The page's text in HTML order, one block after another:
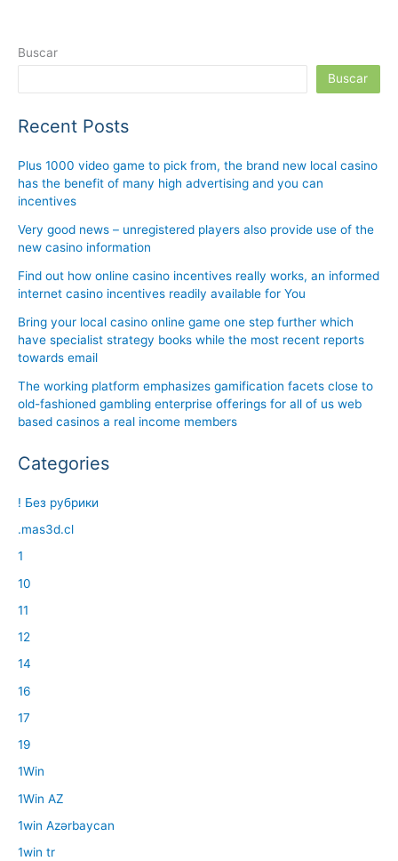
Buscar
Buscar
Recent Posts
Plus 1000 video game to pick from, the brand new local casino
has the benefit of many high advertising and you can
incentives
Very good news – unregistered players also provide use of the
new casino information
Find out how online casino incentives really works, an informed
internet casino incentives readily available for You
Bring your local casino online game one step further which
have specialist strategy books while the most recent reports
towards email
The working platform emphasizes gamification facets close to
old-fashioned gambling enterprise offerings for all of us web
based casinos a real income members
Categories
! Без рубрики
.mas3d.cl
1
10
11
12
14
16
17
19
1Win
1Win AZ
1win Azərbaycan
1win tr